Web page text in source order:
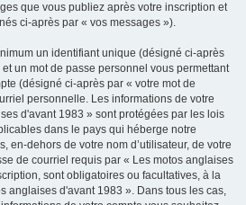
que vous publiez après votre inscription et
ci-après par « vos messages »).
un identifiant unique (désigné ci-après
un mot de passe personnel vous permettant
(désigné ci-après par « votre mot de
personnelle. Les informations de votre
d'avant 1983 » sont protégées par les lois
dans le pays qui héberge notre
en-dehors de votre nom d’utilisateur, de votre
de courriel requis par « Les motos anglaises
sont obligatoires ou facultatives, à la
anglaises d'avant 1983 ». Dans tous les cas,